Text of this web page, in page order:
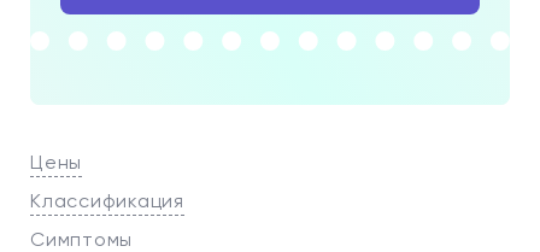
Цены
Классификация
Симптомы